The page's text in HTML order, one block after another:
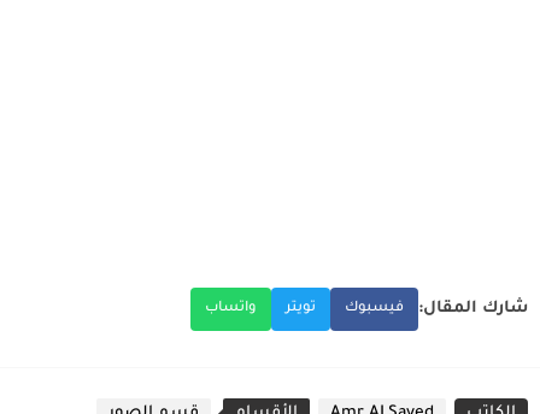
شارك المقال: فيسبوك تويتر واتساب